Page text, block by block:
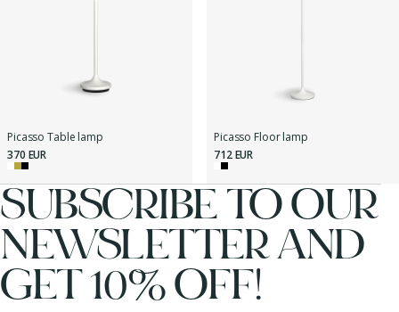
Picasso Table lamp
370 EUR
Picasso Floor lamp
712 EUR
SUBSCRIBE TO OUR
NEWSLETTER AND
GET 10% OFF!